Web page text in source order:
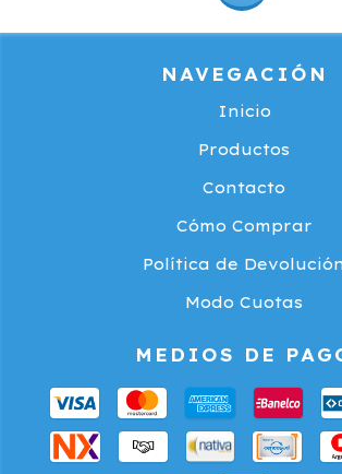
NAVEGACIÓN
Inicio
Productos
Contacto
Cómo Comprar
Política de
Modo Cuotas
MEDIOS DE